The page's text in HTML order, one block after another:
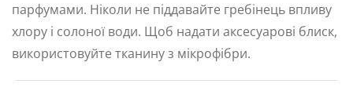
парфумами. Ніколи не піддавайте гребінець впливу
хлору і солоної води. Щоб надати аксесуарові блиск,
використовуйте тканину з мікрофібри.